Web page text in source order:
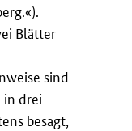
Blätter
sind
in drei
besagt,